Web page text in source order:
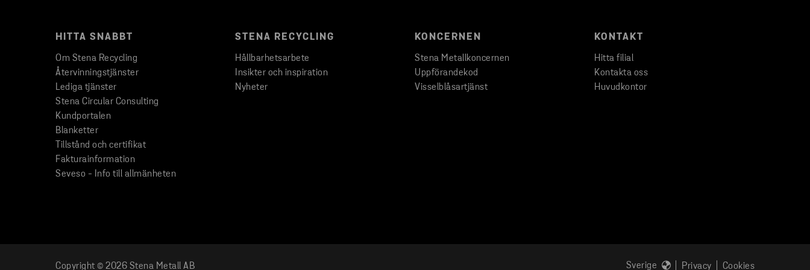
HITTA SNABBT
Om Stena Recycling
Återvinningstjänster
Lediga tjänster
Stena Circular Consulting
Kundportalen
Blanketter
Tillstånd och certifikat
Fakturainformation
Seveso - Info till allmänheten
STENA RECYCLING
Hållbarhetsarbete
Insikter och inspiration
Nyheter
KONCERNEN
Stena Metallkoncernen
Uppförandekod
Visselblåsartjänst
KONTAKT
Hitta filial
Kontakta oss
Huvudkontor
Copyright © 2026 Stena Metall AB Sverige Privacy Cookies